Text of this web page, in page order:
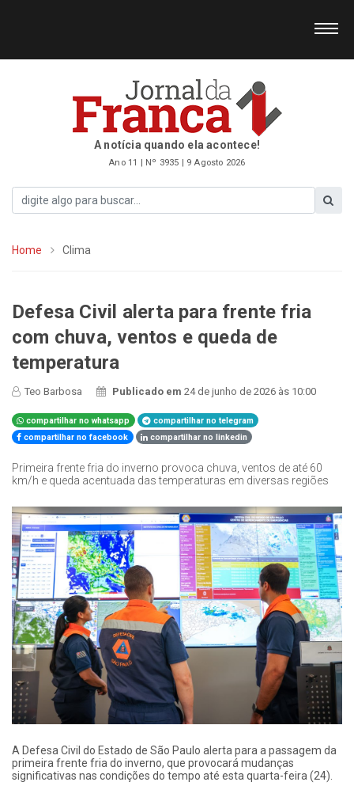
A notícia quando ela acontece!
Ano 11 | Nº 3935 | 9 Agosto 2026
Home Clima
Defesa Civil alerta para frente fria
com chuva, ventos e queda de
temperatura
Teo Barbosa Publicado em24 de junho de 2026 às 10:00
compartilhar no whatsapp
compartilhar no telegram
compartilhar no facebook
compartilhar no linkedin
Primeira frente fria do inverno provoca chuva, ventos de até 60
km/h e queda acentuada das temperaturas em diversas regiões
A Defesa Civil do Estado de São Paulo alerta para a passagem da
primeira frente fria do inverno, que provocará mudanças
significativas nas condições do tempo até esta quarta-feira (24).